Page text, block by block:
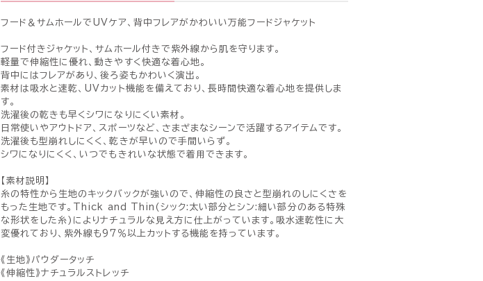
フード＆サムホールでUVケア、背中フレアがかわいい万能フードジャケット
フード付きジャケット、サムホール付きで紫外線から肌を守ります。
軽量で伸縮性に優れ、動きやすく快適な着心地。
背中にはフレアがあり、後ろ姿もかわいく演出。
素材は吸水と速乾、UVカット機能を備えており、長時間快適な着心地を提供しま
す。
洗濯後の乾きも早くシワになりにくい素材。
日常使いやアウトドア、スポーツなど、さまざまなシーンで活躍するアイテムです。
洗濯後も型崩れしにくく、乾きが早いので手間いらず。
シワになりにくく、いつでもきれいな状態で着用できます。
【素材説明】
糸の特性から生地のキックバックが強いので、伸縮性の良さと型崩れのしにくさを
もった生地です。Thick and Thin(シック:太い部分とシン:細い部分のある特殊
な形状をした糸)によりナチュラルな見え方に仕上がっています。吸水速乾性に大
変優れており、紫外線も97％以上カットする機能を持っています。
《生地》パウダータッチ
《伸縮性》ナチュラルストレッチ